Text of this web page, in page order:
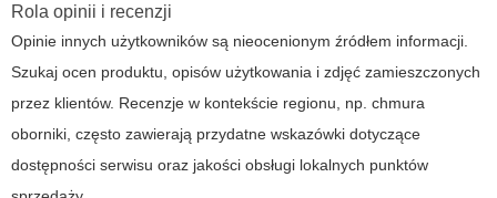
Rola opinii i recenzji
Opinie innych użytkowników są nieocenionym źródłem informacji.
Szukaj ocen produktu, opisów użytkowania i zdjęć zamieszczonych
przez klientów. Recenzje w kontekście regionu, np. chmura
oborniki , często zawierają przydatne wskazówki dotyczące
dostępności serwisu oraz jakości obsługi lokalnych punktów